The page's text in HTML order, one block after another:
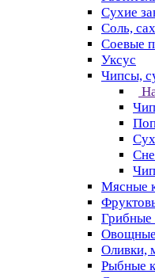
Сухие
Соль,
Соевые
Уксус
Чипсы,
Мясные
Грибные
Оливки,
Рыбные